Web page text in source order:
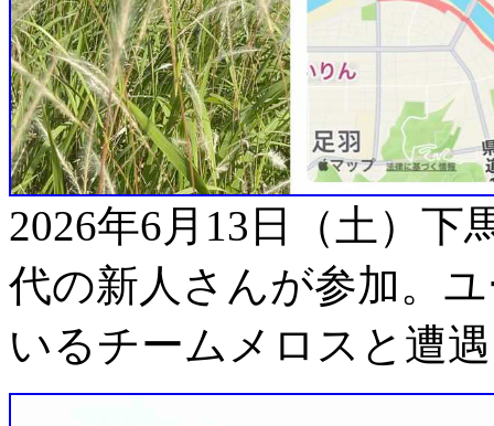
2026年6月13日（土）
代の新人さんが参加。
いるチームメロスと遭